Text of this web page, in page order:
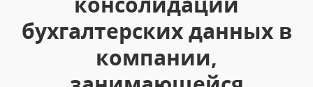
бухгалтерских данных в
компании,